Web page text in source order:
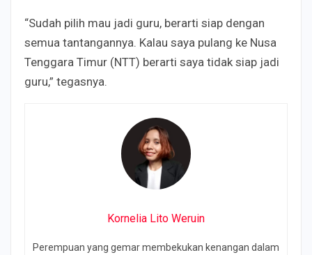
“Sudah pilih mau jadi guru, berarti siap dengan
semua tantangannya. Kalau saya pulang ke Nusa
Tenggara Timur (NTT) berarti saya tidak siap jadi
guru,” tegasnya.
Kornelia Lito Weruin
Perempuan yang gemar membekukan kenangan dalam